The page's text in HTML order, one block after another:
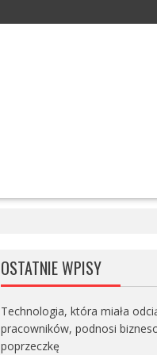
OSTATNIE WPISY
Technologia, która miała
pracowników, podnosi
poprzeczkę